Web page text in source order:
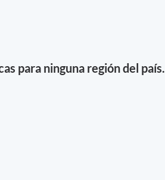
para ninguna región del país.